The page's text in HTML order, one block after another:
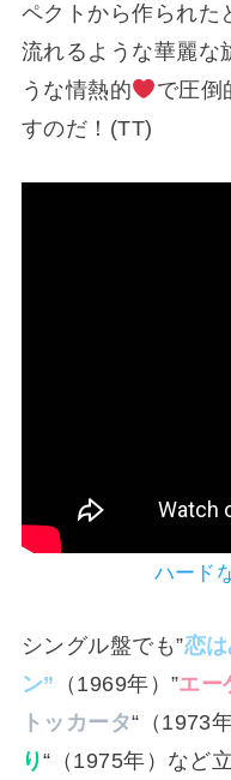
ペクトから作られた
流れるような華麗な
うな情熱的
で圧倒
すのだ！(TT)
ハード
シングル盤でも”恋
ン” （1969年）”エー
トッカータ“（1973
り“（1975年）など